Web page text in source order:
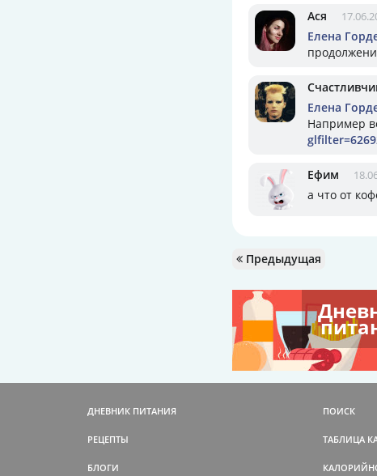
Ася
Елена
Елена
Например
Ефим
а что от
Предыдущая
ДНЕВНИК ПИТАНИЯ
РЕЦЕПТЫ
БЛОГИ
ПОИСК
ТАБЛИЦА